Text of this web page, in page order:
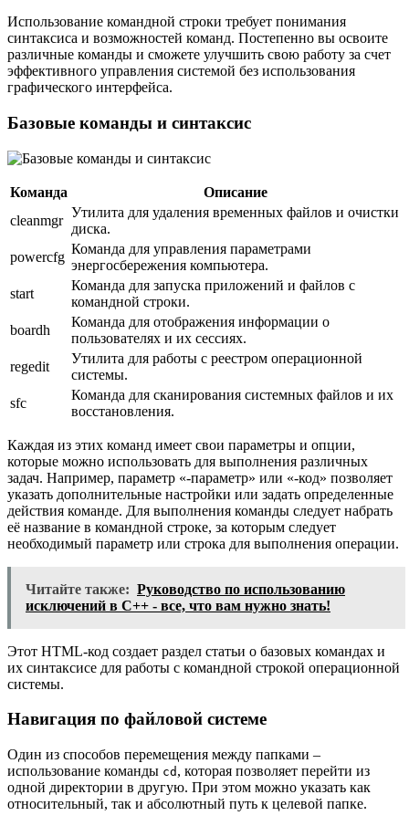
Использование командной строки требует понимания
синтаксиса и возможностей команд. Постепенно вы освоите
различные команды и сможете улучшить свою работу за счет
эффективного управления системой без использования
графического интерфейса.
Базовые команды и синтаксис
Команда
Описание
cleanmgr
Утилита для удаления временных файлов и очистки
диска.
powercfg
Команда для управления параметрами
энергосбережения компьютера.
start
Команда для запуска приложений и файлов с
командной строки.
boardh
Команда для отображения информации о
пользователях и их сессиях.
regedit
Утилита для работы с реестром операционной
системы.
sfc
Команда для сканирования системных файлов и их
восстановления.
Каждая из этих команд имеет свои параметры и опции,
которые можно использовать для выполнения различных
задач. Например, параметр «-параметр» или «-код» позволяет
указать дополнительные настройки или задать определенные
действия команде. Для выполнения команды следует набрать
её название в командной строке, за которым следует
необходимый параметр или строка для выполнения операции.
Читайте также: Руководство по использованию
исключений в C++ - все, что вам нужно знать!
Этот HTML-код создает раздел статьи о базовых командах и
их синтаксисе для работы с командной строкой операционной
системы.
Навигация по файловой системе
Один из способов перемещения между папками –
использование команды cd , которая позволяет перейти из
одной директории в другую. При этом можно указать как
относительный, так и абсолютный путь к целевой папке.